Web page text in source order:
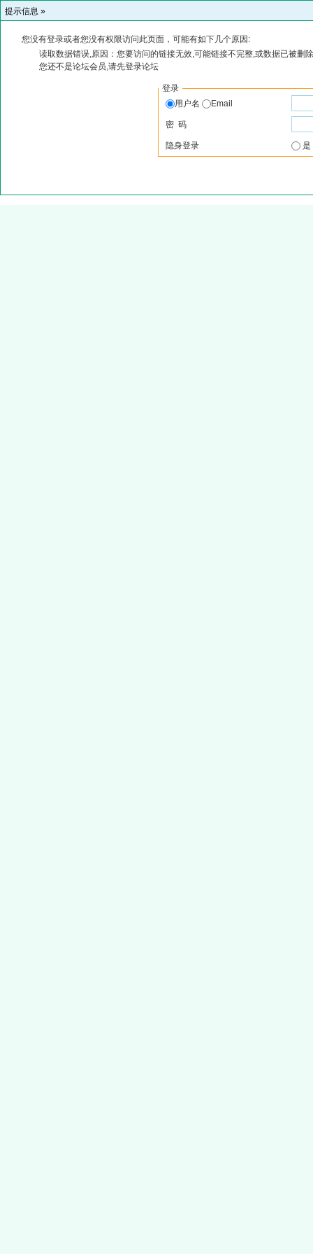
提示信息 »
您没有登录或者您没有权限访问此页面，可能有如下几个原因:
读取数据错误,原因：您要访问的链接无效,可能链接不完整,或数据已被删
您还不是论坛会员,请先登录论坛
登录
用户名
Email
密 码
隐身登录